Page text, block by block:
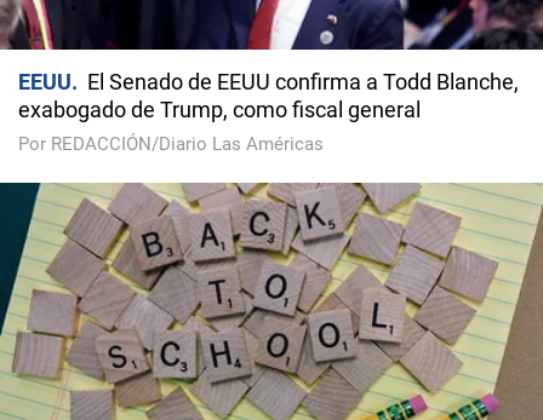
EEUU
El Senado de EEUU confirma a Todd Blanche,
exabogado de Trump, como fiscal general
Por REDACCIÓN/Diario Las Américas